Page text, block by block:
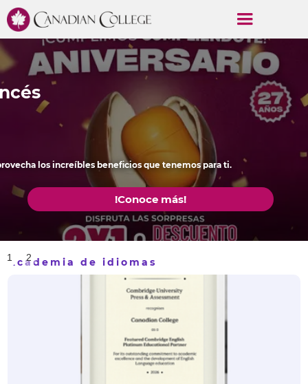
Academia de Idiomas
los increíbles beneficios que tenemos para ti.
!Conoce más!
1 2
Academia de idiomas